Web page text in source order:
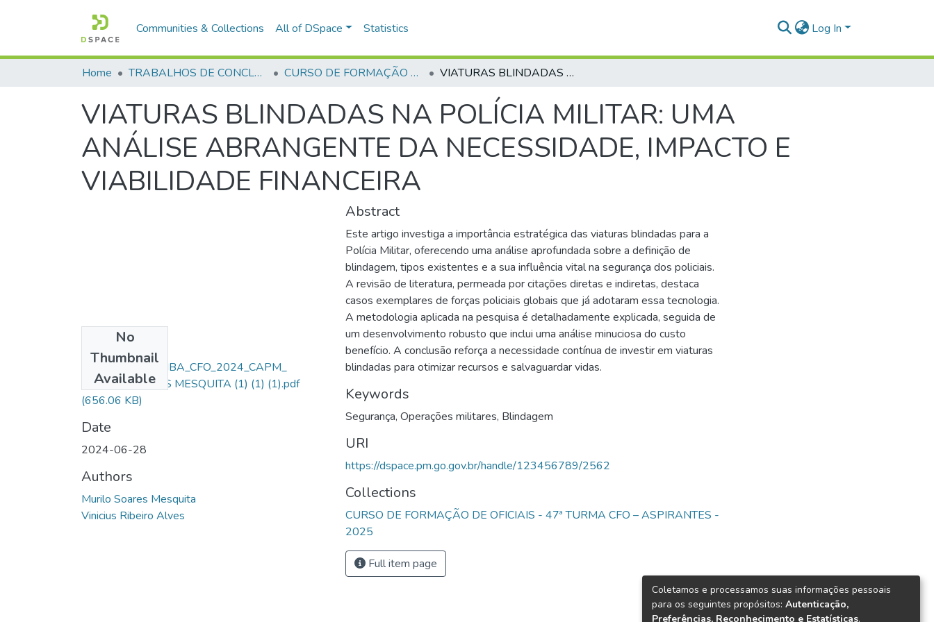
Communities & Collections All of DSpace Statistics Log In
Home TRABALHOS DE CONCLUSÃO DE CURSO - CFO (CURSO DE FORMAÇÃO DE OFICIAIS) CURSO DE FORMAÇÃO DE OFICIAIS - 47ª TURMA CFO – ASPIRANTES - 2025 VIATURAS BLINDADAS NA POLÍCIA MILITAR: UMA ANÁLISE ABRANGENTE DA NECESSIDADE, IMPACTO E VIABILIDADE FINANCEIRA
VIATURAS BLINDADAS NA POLÍCIA MILITAR: UMA
ANÁLISE ABRANGENTE DA NECESSIDADE, IMPACTO E
VIABILIDADE FINANCEIRA
No
Thumbnail
Available
MODELO TCC_ MBA_CFO_2024_CAPM_
MURILO SOARES MESQUITA (1) (1) (1).pdf
(656.06 KB)
Date
2024-06-28
Authors
Murilo Soares Mesquita
Vinicius Ribeiro Alves
Abstract
Este artigo investiga a importância estratégica das viaturas blindadas para a
Polícia Militar, oferecendo uma análise aprofundada sobre a definição de
blindagem, tipos existentes e a sua influência vital na segurança dos policiais.
A revisão de literatura, permeada por citações diretas e indiretas, destaca
casos exemplares de forças policiais globais que já adotaram essa tecnologia.
A metodologia aplicada na pesquisa é detalhadamente explicada, seguida de
um desenvolvimento robusto que inclui uma análise minuciosa do custo
benefício. A conclusão reforça a necessidade contínua de investir em viaturas
blindadas para otimizar recursos e salvaguardar vidas.
Keywords
Segurança, Operações militares, Blindagem
URI
https://dspace.pm.go.gov.br/handle/123456789/2562
Collections
CURSO DE FORMAÇÃO DE OFICIAIS - 47ª TURMA CFO – ASPIRANTES -
2025
Full item page
Coletamos e processamos suas informações pessoais
para os seguintes propósitos: Autenticação,
Preferências, Reconhecimento e Estatísticas.